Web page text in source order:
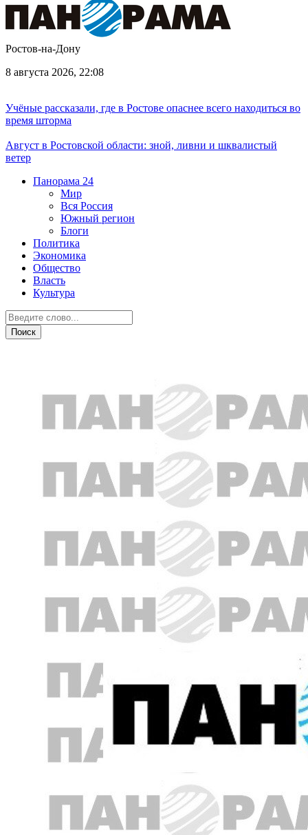
Ростов-на-Дону
8 августа 2026, 22:08
Учёные рассказали, где в Ростове опаснее всего находиться во
время шторма
Август в Ростовской области: зной, ливни и шквалистый
ветер
Панорама 24
Мир
Вся Россия
Южный регион
Блоги
Политика
Экономика
Общество
Власть
Культура